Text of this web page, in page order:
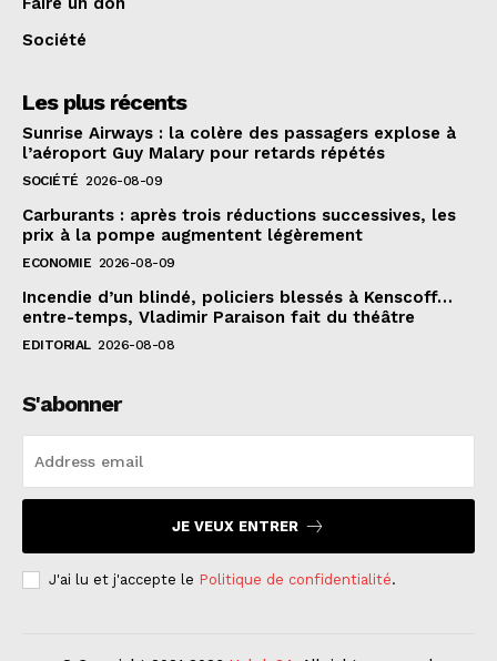
Société
Les plus récents
Sunrise Airways : la colère des passagers explose à
l’aéroport Guy Malary pour retards répétés
SOCIÉTÉ 2026-08-09
Carburants : après trois réductions successives, les
prix à la pompe augmentent légèrement
ECONOMIE 2026-08-09
Incendie d’un blindé, policiers blessés à Kenscoff…
entre-temps, Vladimir Paraison fait du théâtre
EDITORIAL 2026-08-08
S'abonner
JE VEUX ENTRER
J'ai lu et j'accepte le Politique de confidentialité.